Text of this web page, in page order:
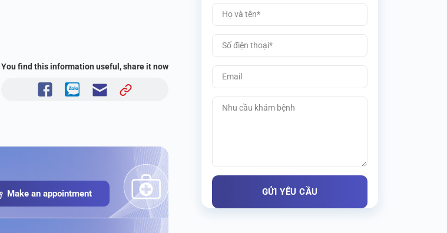
You find this information useful, share it now
Make an appointment